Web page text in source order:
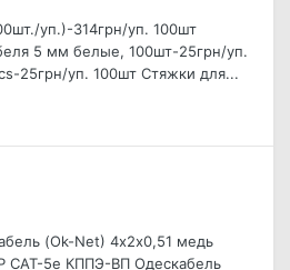
уп.)-314грн/уп. 100шт
5 мм белые, 100шт-25грн/уп .
25грн/уп. 100шт Стяжки для...
(Ok-Net) 4х2х0,51 медь
CAT-5е КППЭ-ВП Одескабель